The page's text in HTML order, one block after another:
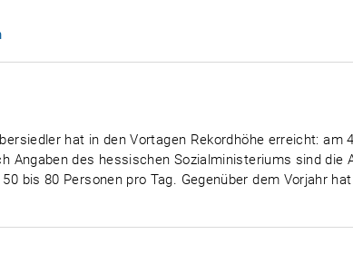
hat in den Vortagen Rekordhöhe erreicht:
Angaben des hessischen Sozialministeriums sind
bis 80 Personen pro Tag. Gegenüber dem Vorjahr